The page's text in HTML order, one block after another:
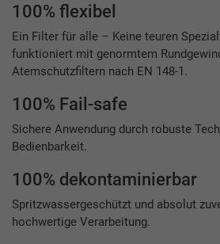
100% flexibel
Ein Filter für alle – Keine teuren
funktioniert mit genormtem
Atemschutzfiltern nach EN 148-1.
100% Fail-safe
Sichere Anwendung durch robuste
Bedienbarkeit.
100% dekontaminierbar
Spritzwassergeschützt und absolut
hochwertige Verarbeitung.